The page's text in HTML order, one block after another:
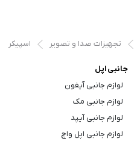
تجهیزات صدا و تصویر اسپیکر
جانبی اپل
لوازم جانبی آیفون
لوازم جانبی مک
لوازم جانبی آیپد
لوازم جانبی اپل واچ